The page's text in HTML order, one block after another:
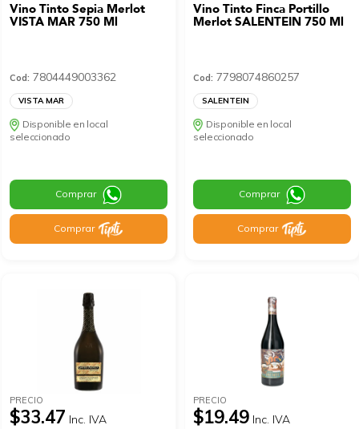
Vino Tinto Sepia Merlot
VISTA MAR 750 Ml
Cod: 7804449003362
VISTA MAR
Disponible en local
seleccionado
Comprar
Comprar
Vino Tinto Finca Portillo
Merlot SALENTEIN 750 Ml
Cod: 7798074860257
SALENTEIN
Disponible en local
seleccionado
Comprar
Comprar
PRECIO
$33.47 Inc. IVA
PRECIO
$19.49 Inc. IVA